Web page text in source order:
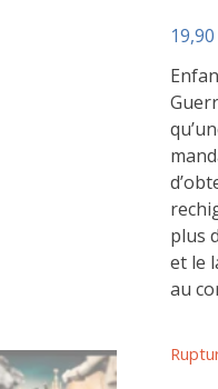
basé
client
19,90
plus
et le
au